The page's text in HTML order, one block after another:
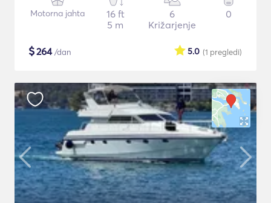
Motorna jahta
16 ft
5 m
6
Križarjenje
0
$264/dan (1 pregledi)
5.0